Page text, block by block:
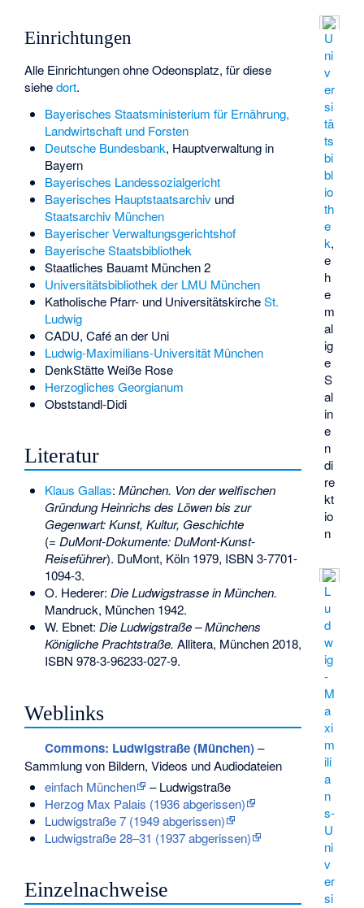
U
ni
v
er
si
tä
ts
bi
bl
io
th
e
k,
e
h
e
m
al
ig
e
S
al
in
e
n
di
re
kt
io
n
L
u
d
w
ig
-
M
a
xi
m
ili
a
n
s-
U
ni
v
er
si
Einrichtungen
Alle Einrichtungen ohne Odeonsplatz, für diese
siehedort.
Bayerisches Staatsministerium für Ernährung,
Landwirtschaft und Forsten
Deutsche Bundesbank, Hauptverwaltung in
Bayern
Bayerisches Landessozialgericht
Bayerisches Hauptstaatsarchivund
Staatsarchiv München
Bayerischer Verwaltungsgerichtshof
Bayerische Staatsbibliothek
Staatliches Bauamt München 2
Universitätsbibliothek der LMU München
Katholische Pfarr- und UniversitätskircheSt.
Ludwig
CADU, Café an der Uni
Ludwig-Maximilians-Universität München
DenkStätte Weiße Rose
Herzogliches Georgianum
Obststandl-Didi
Literatur
Klaus Gallas: München. Von der welfischen
Gründung Heinrichs des Löwen bis zur
Gegenwart: Kunst, Kultur, Geschichte
(= DuMont-Dokumente: DuMont-Kunst-
Reiseführer). DuMont, Köln 1979, ISBN 3-7701-
1094-3.
O. Hederer: Die Ludwigstrasse in München.
Mandruck, München 1942.
W. Ebnet: Die Ludwigstraße – Münchens
Königliche Prachtstraße. Allitera, München 2018,
ISBN 978-3-96233-027-9.
Weblinks
Commons: Ludwigstraße (München)–
Sammlung von Bildern, Videos und Audiodateien
einfach München
– Ludwigstraße
Herzog Max Palais (1936 abgerissen)
Ludwigstraße 7 (1949 abgerissen)
Ludwigstraße 28–31 (1937 abgerissen)
Einzelnachweise